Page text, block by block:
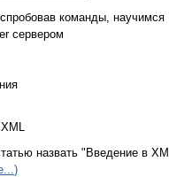
команды, научимся
сервером
назвать "Введение в